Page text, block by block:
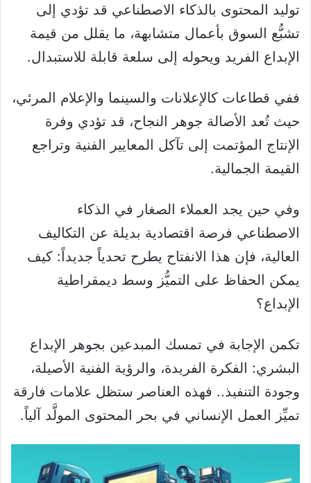
توليد المحتوى بالذكاء الاصطناعي قد تؤدي إلى
تشبُّع السوق بأعمال متشابهة، ما يقلل من قيمة
الإبداع الفريد ويحوله إلى سلعة قابلة للاستبدال.
ففي قطاعات كالإعلانات والسينما والإعلام المرئي،
حيث تُعد الأصالة جوهر النجاح، قد تؤدي وفرة
الإنتاج المؤتمت إلى تآكل المعايير الفنية وتراجع
القيمة الجمالية.
وفي حين يجد العملاء الصغار في الذكاء
الاصطناعي فرصة اقتصادية بديلة عن التكاليف
العالية، فإن هذا الانفتاح يطرح تحدياً جديداً: كيف
يمكن الحفاظ على التميُّز وسط ديمقراطية
الإبداع؟
تكمن الإجابة في تمسك المبدعين بجوهر الإبداع
البشري: الفكرة الفريدة، والرؤية الفنية الأصيلة،
وجودة التنفيذ.. فهذه العناصر ستظل علامات فارقة
تميِّز العمل الإنساني في بحر المحتوى المولَّد آلياً.